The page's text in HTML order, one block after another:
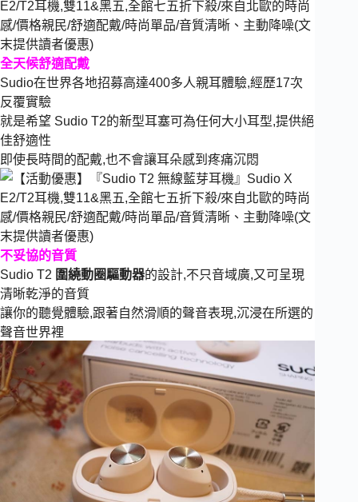
全天候舒適配戴
Sudio在世界各地招募高達400多人親耳體驗,經歷17次
反覆實驗
就是希望 Sudio T2的新型耳塞可為任何大小耳型,提供絕
佳舒適性
即使長時間的配戴,也不會讓耳朵感到疼痛沉悶
不妥協的音質
Sudio T2 圍繞動圈驅動器的設計,不只音域廣,又可呈現
清晰乾淨的音質
讓你的聽覺體驗,跟著自然滑順的聲音表現,沉浸在所選的
聲音世界裡